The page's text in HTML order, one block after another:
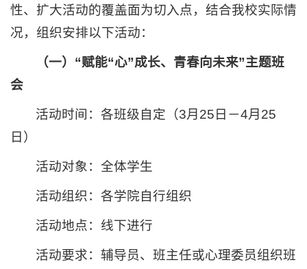
性、扩大活动的覆盖面为切入点，结合我校实际情
况，组织安排以下活动：
（一）“赋能“心”成长、青春向未来”主题班
会
活动时间：各班级自定（3月25日－4月25
日）
活动对象：全体学生
活动组织：各学院自行组织
活动地点：线下进行
活动要求：辅导员、班主任或心理委员组织班